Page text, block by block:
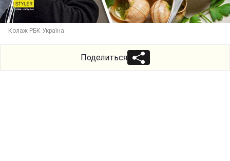
Колаж РБК-Україна
Поделиться